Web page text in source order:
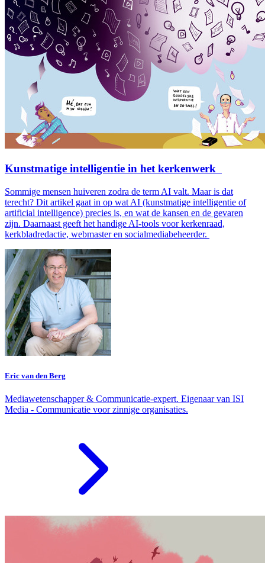
Kunstmatige intelligentie in het kerkenwerk
Sommige mensen huiveren zodra de term AI valt. Maar is dat
terecht? Dit artikel gaat in op wat AI (kunstmatige intelligentie of
artificial intelligence) precies is, en wat de kansen en de gevaren
zijn. Daarnaast geeft het handige AI-tools voor kerkenraad,
kerkbladredactie, webmaster en socialmediabeheerder.
Eric van den Berg
Mediawetenschapper & Communicatie-expert. Eigenaar van ISI
Media - Communicatie voor zinnige organisaties.